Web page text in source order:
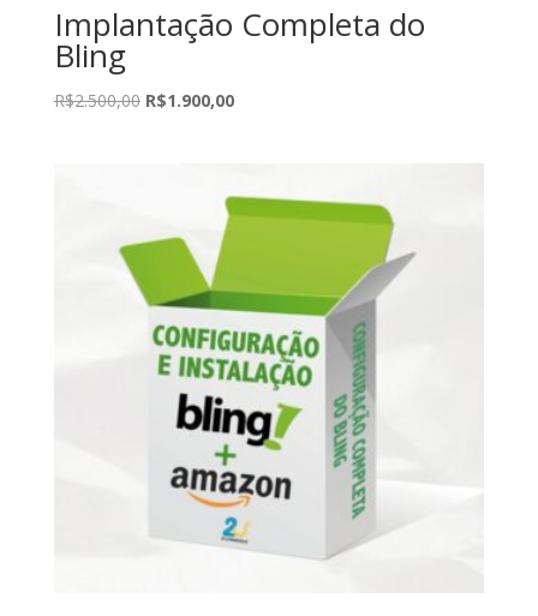
Implantação Completa do
Bling
R$2.500,00 O
R$2.500,00.
R$1.900,00O
R$1.900,00.